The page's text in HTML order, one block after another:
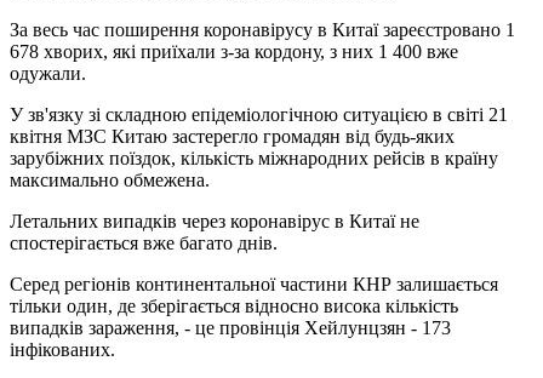
За весь час поширення коронавірусу в Китаї зареєстровано 1
678 хворих, які приїхали з-за кордону, з них 1 400 вже
одужали.
У зв'язку зі складною епідеміологічною ситуацією в світі 21
квітня МЗС Китаю застерегло громадян від будь-яких
зарубіжних поїздок, кількість міжнародних рейсів в країну
максимально обмежена.
Летальних випадків через коронавірус в Китаї не
спостерігається вже багато днів.
Серед регіонів континентальної частини КНР залишається
тільки один, де зберігається відносно висока кількість
випадків зараження, - це провінція Хейлунцзян - 173
інфікованих.